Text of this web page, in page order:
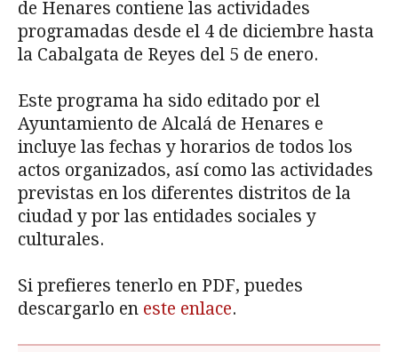
de Henares contiene las actividades
programadas desde el 4 de diciembre hasta
la Cabalgata de Reyes del 5 de enero.
Este programa ha sido editado por el
Ayuntamiento de Alcalá de Henares e
incluye las fechas y horarios de todos los
actos organizados, así como las actividades
previstas en los diferentes distritos de la
ciudad y por las entidades sociales y
culturales.
Si prefieres tenerlo en PDF, puedes
descargarlo en este enlace.